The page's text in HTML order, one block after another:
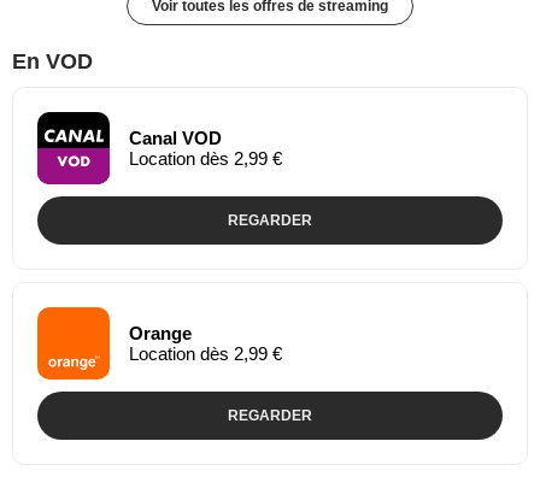
Voir toutes les offres de streaming
En VOD
Canal VOD
Location dès 2,99 €
REGARDER
Orange
Location dès 2,99 €
REGARDER